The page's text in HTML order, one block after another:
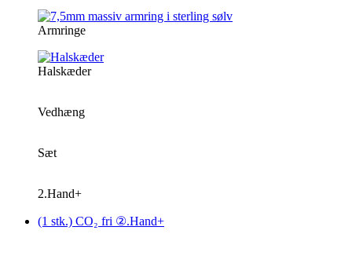
Armringe
Halskæder
Vedhæng
Sæt
2.Hand+
(1 stk.) CO₂ fri ②.Hand+